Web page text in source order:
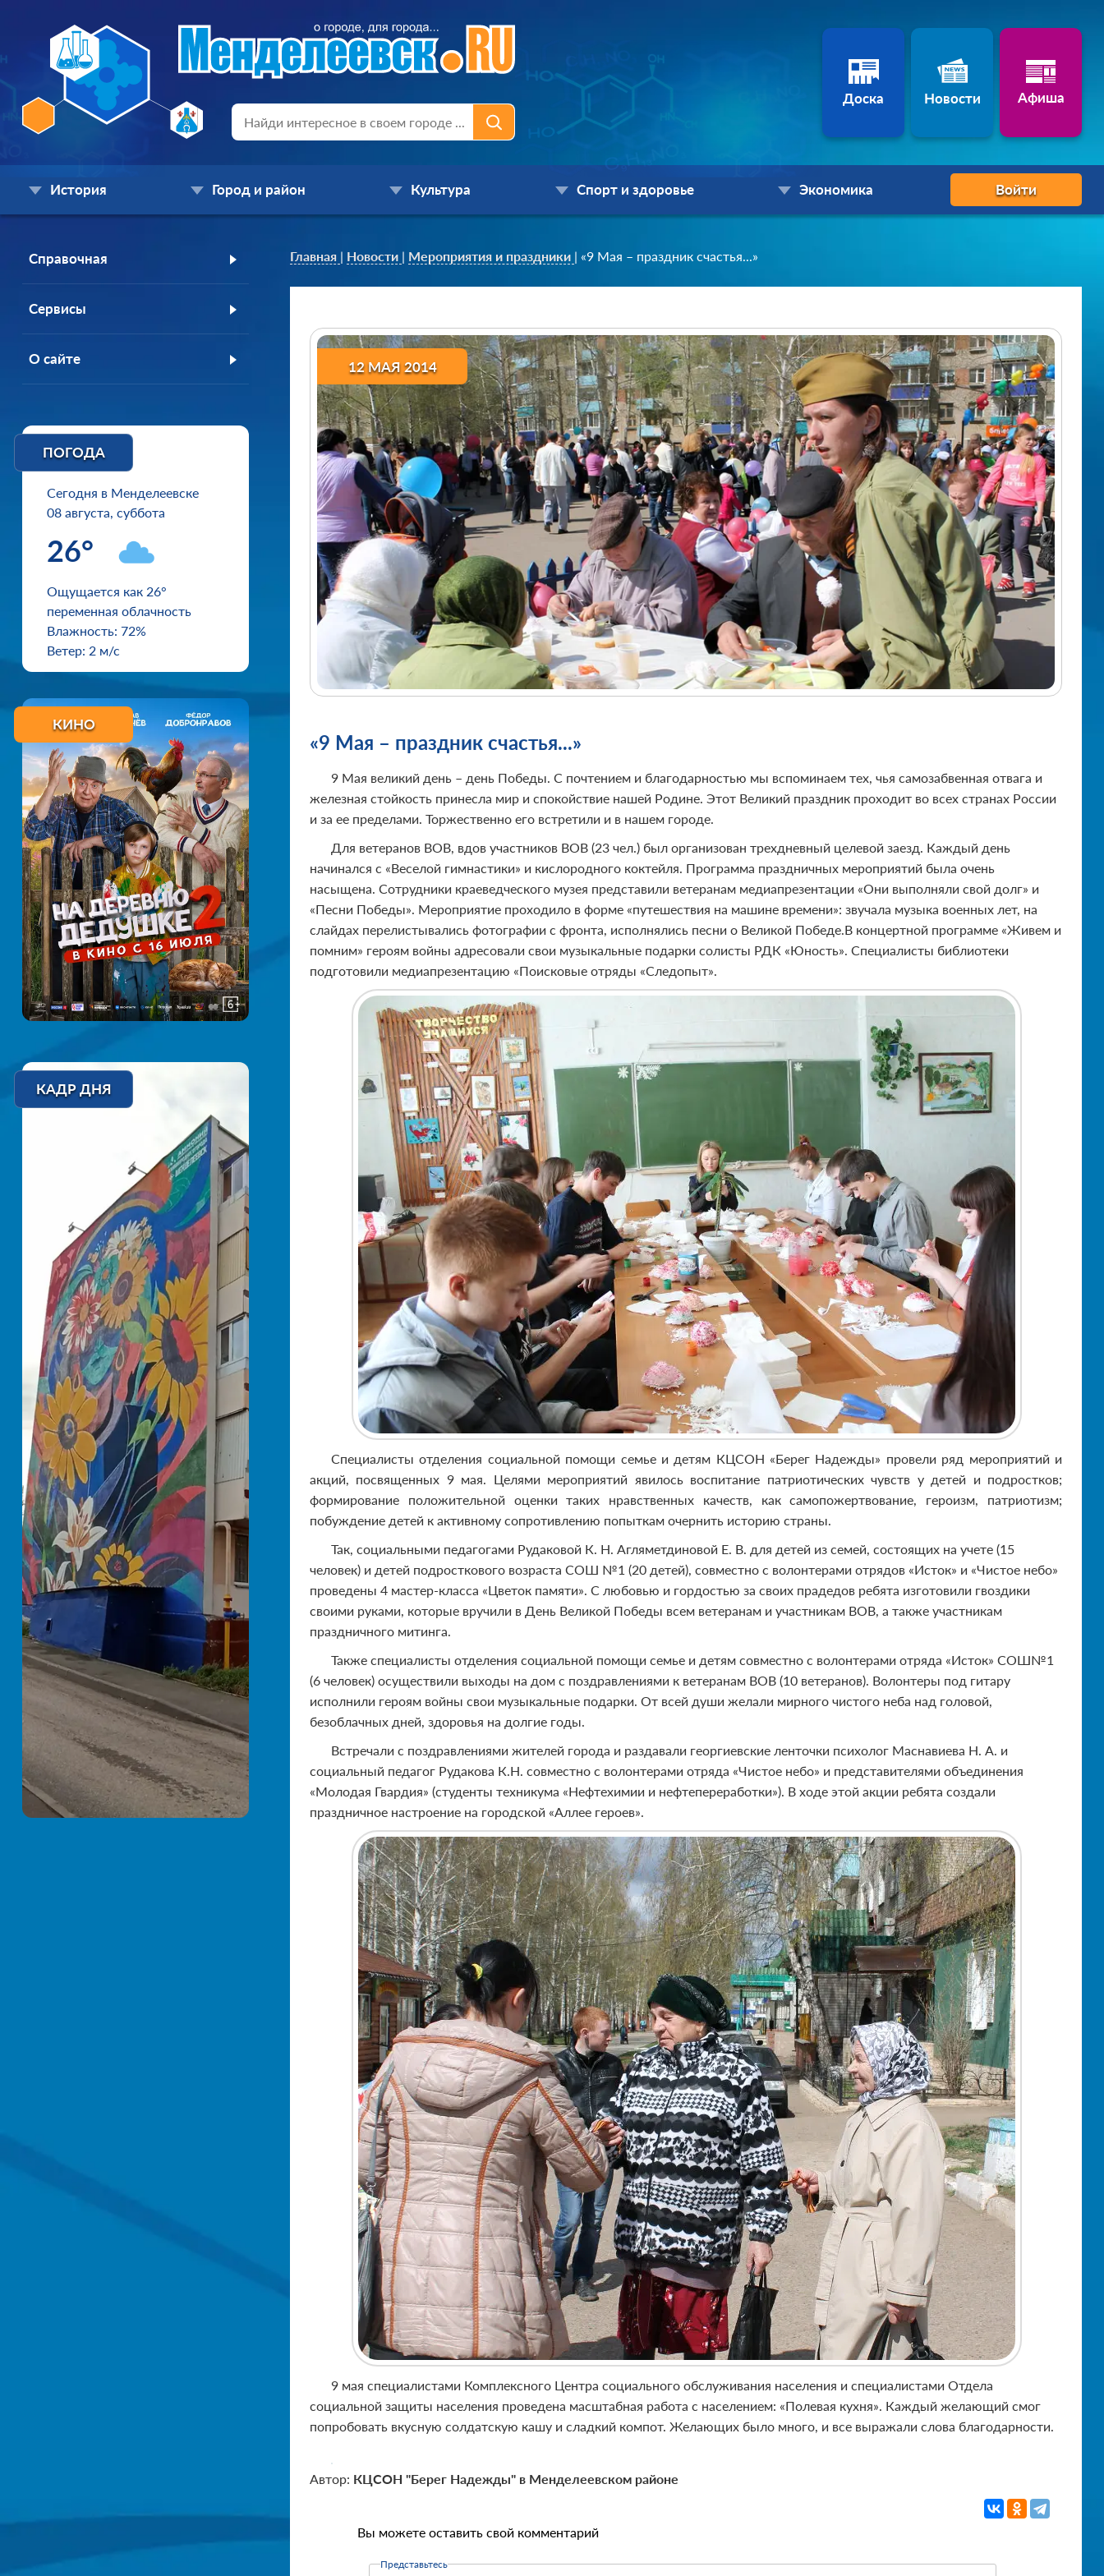
Доска Новости Афиша
История Город и район Культура Спорт и здоровье Экономика Войти
Справочная
Сервисы
О сайте
ПОГОДА
Сегодня в Менделеевске
08 августа, суббота
26°
Ощущается как 26°
переменная облачность
Влажность: 72%
Ветер: 2 м/с
КИНО
КАДР ДНЯ
Главная | Новости | Мероприятия и праздники | «9 Мая – праздник счастья...»
12 МАЯ 2014
«9 Мая – праздник счастья...»
9 Мая великий день – день Победы. С почтением и благодарностью мы вспоминаем тех, чья самозабвенная отвага и
железная стойкость принесла мир и спокойствие нашей Родине. Этот Великий праздник проходит во всех странах России
и за ее пределами. Торжественно его встретили и в нашем городе.
Для ветеранов ВОВ, вдов участников ВОВ (23 чел.) был организован трехдневный целевой заезд. Каждый день
начинался с «Веселой гимнастики» и кислородного коктейля. Программа праздничных мероприятий была очень
насыщена. Сотрудники краеведческого музея представили ветеранам медиапрезентации «Они выполняли свой долг» и
«Песни Победы». Мероприятие проходило в форме «путешествия на машине времени»: звучала музыка военных лет, на
слайдах перелистывались фотографии с фронта, исполнялись песни о Великой Победе.В концертной программе «Живем и
помним» героям войны адресовали свои музыкальные подарки солисты РДК «Юность». Специалисты библиотеки
подготовили медиапрезентацию «Поисковые отряды «Следопыт».
Специалисты отделения социальной помощи семье и детям КЦСОН «Берег Надежды» провели ряд мероприятий и
акций, посвященных 9 мая. Целями мероприятий явилось воспитание патриотических чувств у детей и подростков;
формирование положительной оценки таких нравственных качеств, как самопожертвование, героизм, патриотизм;
побуждение детей к активному сопротивлению попыткам очернить историю страны.
Так, социальными педагогами Рудаковой К. Н. Агляметдиновой Е. В. для детей из семей, состоящих на учете (15
человек) и детей подросткового возраста СОШ №1 (20 детей), совместно с волонтерами отрядов «Исток» и «Чистое небо»
проведены 4 мастер-класса «Цветок памяти». С любовью и гордостью за своих прадедов ребята изготовили гвоздики
своими руками, которые вручили в День Великой Победы всем ветеранам и участникам ВОВ, а также участникам
праздничного митинга.
Также специалисты отделения социальной помощи семье и детям совместно с волонтерами отряда «Исток» СОШ№1
(6 человек) осуществили выходы на дом с поздравлениями к ветеранам ВОВ (10 ветеранов). Волонтеры под гитару
исполнили героям войны свои музыкальные подарки. От всей души желали мирного чистого неба над головой,
безоблачных дней, здоровья на долгие годы.
Встречали с поздравлениями жителей города и раздавали георгиевские ленточки психолог Маснавиева Н. А. и
социальный педагог Рудакова К.Н. совместно с волонтерами отряда «Чистое небо» и представителями объединения
«Молодая Гвардия» (студенты техникума «Нефтехимии и нефтепереработки»). В ходе этой акции ребята создали
праздничное настроение на городской «Аллее героев».
9 мая специалистами Комплексного Центра социального обслуживания населения и специалистами Отдела
социальной защиты населения проведена масштабная работа с населением: «Полевая кухня». Каждый желающий смог
попробовать вкусную солдатскую кашу и сладкий компот. Желающих было много, и все выражали слова благодарности.
Автор: КЦСОН "Берег Надежды" в Менделеевском районе
Вы можете оставить свой комментарий
Представьтесь